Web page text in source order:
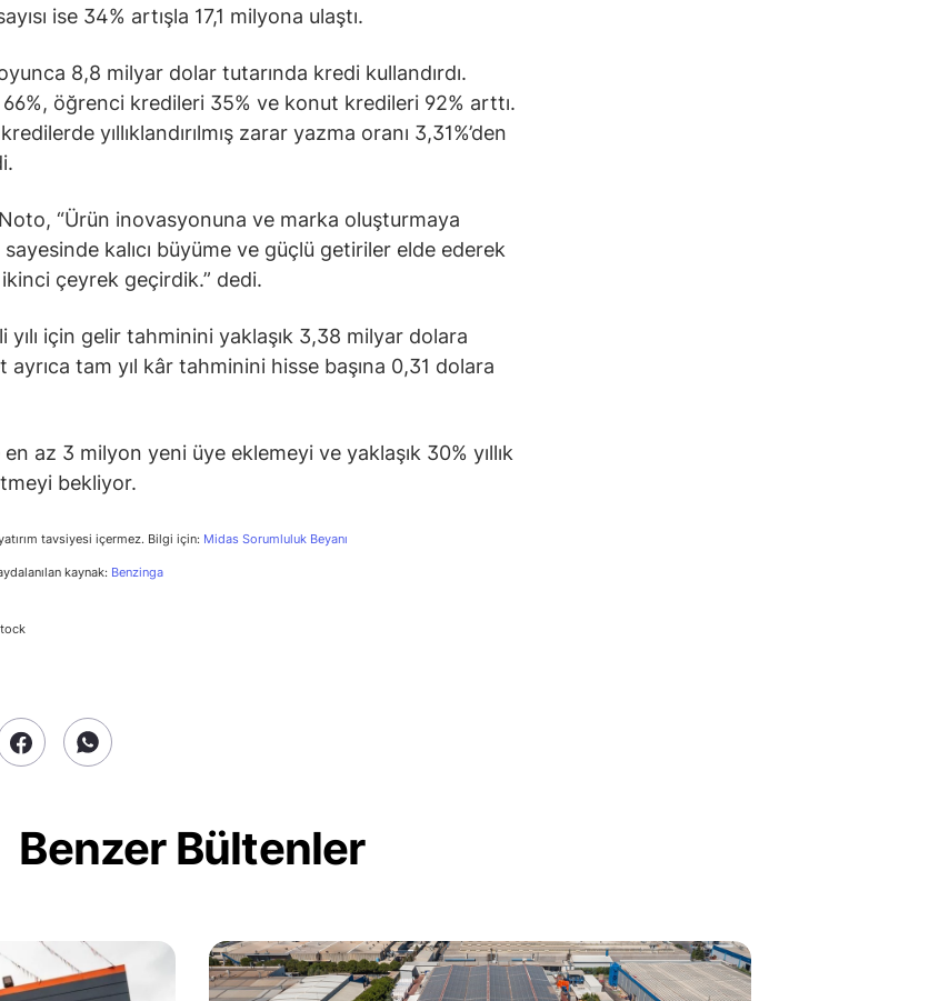
ise 34% artışla 17,1 milyona ulaştı.
8,8 milyar dolar tutarında kredi kullandırdı.
öğrenci kredileri 35% ve konut kredileri 92% arttı.
yıllıklandırılmış zarar yazma oranı 3,31%’den
“Ürün inovasyonuna ve marka oluşturmaya
sayesinde kalıcı büyüme ve güçlü getiriler elde ederek
çeyrek geçirdik.” dedi.
yılı için gelir tahminini yaklaşık 3,38 milyar dolara
tam yıl kâr tahminini hisse başına 0,31 dolara
az 3 milyon yeni üye eklemeyi ve yaklaşık 30% yıllık
bekliyor.
tavsiyesi içermez. Bilgi için: Midas Sorumluluk Beyanı
kaynak: Benzinga
Benzer Bültenler